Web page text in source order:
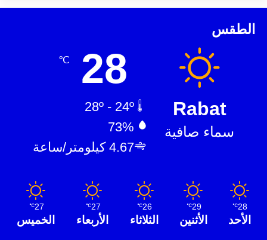
الطقس
Rabat
سماء صافية
28
℃
73%
4.67 كيلومتر/ساعة
28
℃
الأحد
29
℃
الأثنين
26
℃
الثلاثاء
27
℃
الأربعاء
27
℃
الخميس